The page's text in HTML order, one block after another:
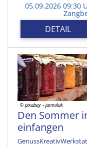
05.09.2026 09:30
DETAIL
Den Sommer
einfangen